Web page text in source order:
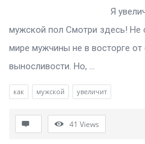
Я увеличил член!
мужской пол Смотри здесь! Не
мире мужчины не в восторге от
выносливости. Но, ...
как мужской увеличит
41 Views